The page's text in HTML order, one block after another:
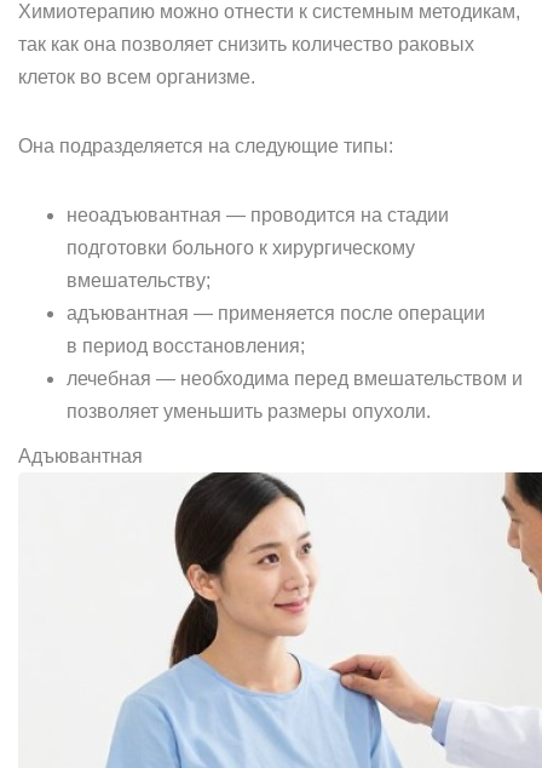
Химиотерапию можно отнести к системным методикам,
так как она позволяет снизить количество раковых
клеток во всем организме.
Она подразделяется на следующие типы:
неоадъювантная — проводится на стадии
подготовки больного к хирургическому
вмешательству;
адъювантная — применяется после операции
в период восстановления;
лечебная — необходима перед вмешательством и
позволяет уменьшить размеры опухоли.
Адъювантная